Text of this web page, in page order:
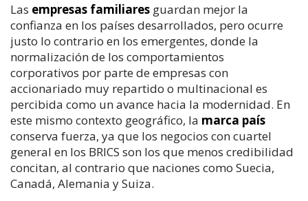
Las empresas familiares guardan mejor la
confianza en los países desarrollados, pero ocurre
justo lo contrario en los emergentes, donde la
normalización de los comportamientos
corporativos por parte de empresas con
accionariado muy repartido o multinacional es
percibida como un avance hacia la modernidad. En
este mismo contexto geográfico, la marca país
conserva fuerza, ya que los negocios con cuartel
general en los BRICS son los que menos credibilidad
concitan, al contrario que naciones como Suecia,
Canadá, Alemania y Suiza.